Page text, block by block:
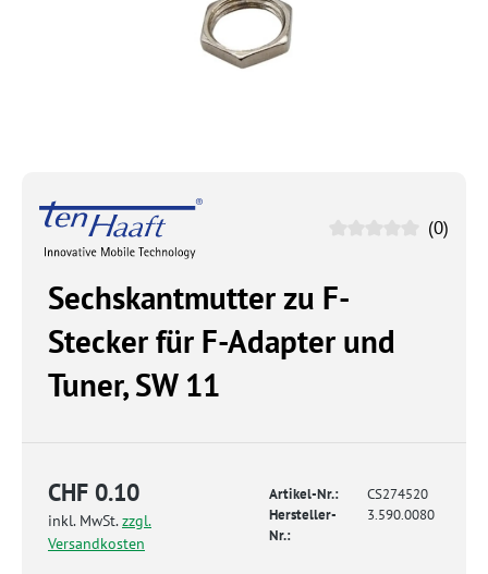
(0)
Sechskantmutter zu F-
Stecker für F-Adapter und
Tuner, SW 11
CHF 0.10
inkl. MwSt.zzgl.
Versandkosten
Artikel-Nr.:
CS274520
Hersteller-
Nr.:
3.590.0080